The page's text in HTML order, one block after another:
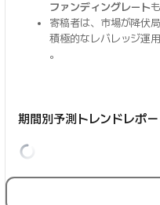
ファンディングレート
寄稿者は、市場が降伏
積極的なレバレッジ運
。
期間別予測トレンドレポ